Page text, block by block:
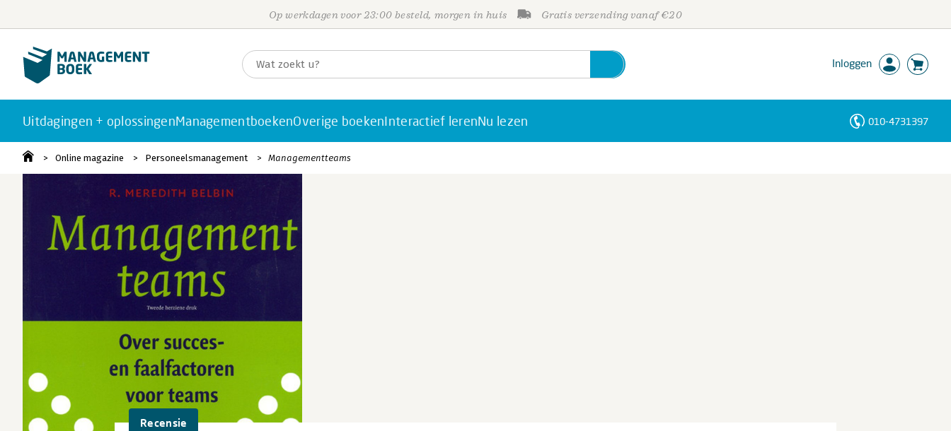
Op werkdagen voor 23:00 besteld, morgen in huis Gratis verzending vanaf €20
Inloggen
Uitdagingen + oplossingenManagementboekenOverige boekenInteractief lerenNu lezen 010-4731397
Online magazine Personeelsmanagement Managementteams
Recensie
Personen